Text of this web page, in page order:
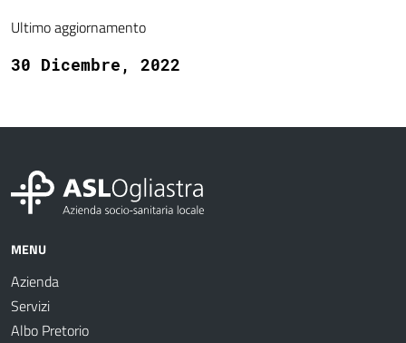
Ultimo aggiornamento
30 Dicembre, 2022
MENU
Azienda
Servizi
Albo Pretorio